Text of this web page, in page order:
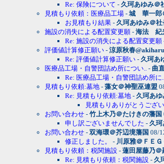
Re: 保険について - 久珂あゆみ＠
見積もり依頼：医療品工場 - 城 華一郎
お見積もり結果 - 久珂あゆみ＠社
施設の消失による配置変更願 - 海法 紀
Re: 施設の消失による配置変更願
評価値計算修正願い - 涼原秋春
Re: 評価値計算修正願い - 久珂あ
医療品工場・自警団詰め所につい.. - 曲
Re: 医療品工場・自警団詰め所に
見積もり依頼:墓地 - 藻女＠神聖巫連盟
Re: 見積もり依頼:墓地 - 久珂あ
見積もりありがとうござ
お問い合わせ - 竹上木乃＠たけきの藩国
申し訳ございませんでした - 久珂
お問い合わせ - 双海環＠芥辺境藩国 08/
修正しました。
- 川原雅＠ＦＥＧ
見積もり依頼：税関施設 - 蓮田屋藤乃＠
Re: 見積もり依頼：税関施設 - 久